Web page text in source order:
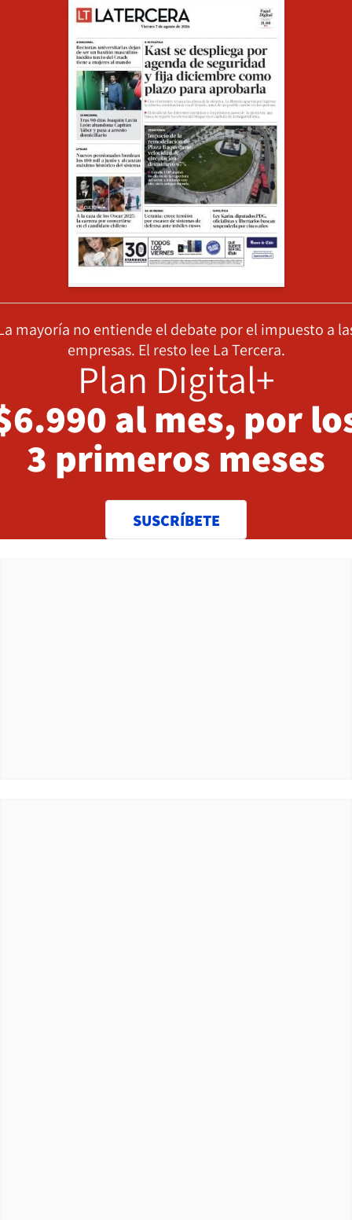
mayoría no entiende el debate por el impuesto a
empresas. El resto lee La Tercera.
Plan Digital+
al mes, por
3 primeros meses
SUSCRÍBETE